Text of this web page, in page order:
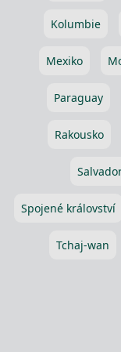
Kolumbie
Mexiko
Paraguay
Rakousko
Spojené království
Tchaj-wan